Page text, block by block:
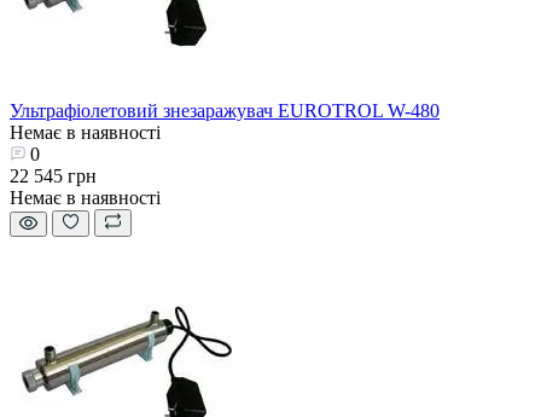
Ультрафіолетовий знезаражувач EUROTROL W-480
Немає в наявності
0
22 545 грн
Немає в наявності